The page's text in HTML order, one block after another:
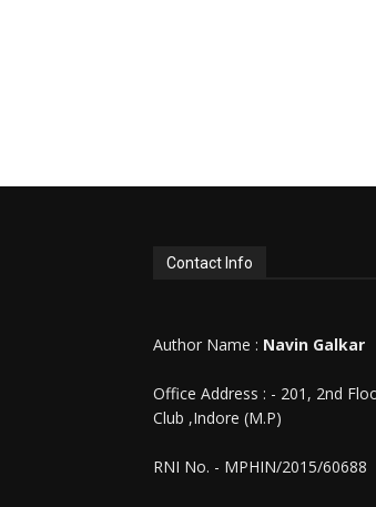
Contact Info
Author Name : Navin Galkar
Office Address : - 201, 2nd
Club ,Indore (M.P)
RNI No. - MPHIN/2015/60688